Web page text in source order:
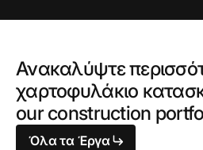
Ανακαλύψτε
χαρτοφυλάκιο
our construction
Όλα τα Έργα